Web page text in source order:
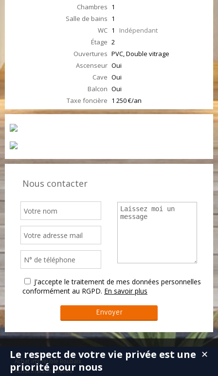
Chambres 1
Salle de bains 1
WC 1 Indépendant
Étage 2
Ouvertures PVC, Double vitrage
Ascenseur Oui
Cave Oui
Balcon Oui
Taxe foncière 1 250 €/an
Nous contacter
J'accepte le traitement de mes données personnelles
conformément au RGPD. En savoir plus
Achat immeuble Roubaix
Achat maison Chelles
✕
Le respect de votre vie privée est une
priorité pour nous